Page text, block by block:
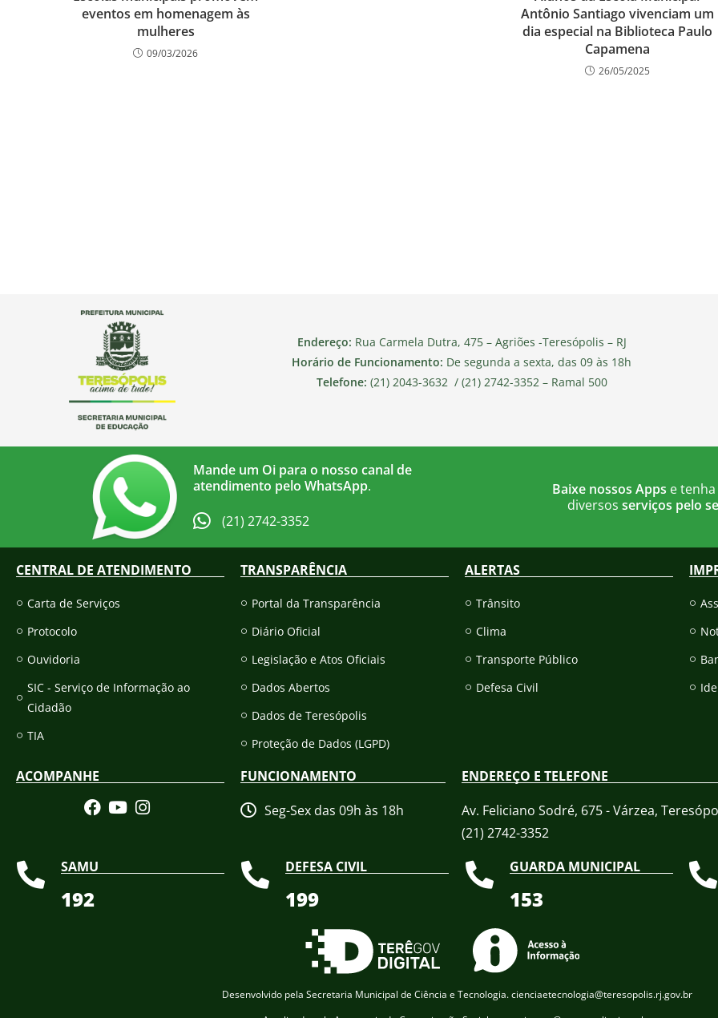
eventos em homenagem às
mulheres
09/03/2026
Antônio Santiago vivenciam um
dia especial na Biblioteca Paulo
Capamena
26/05/2025
Endereço: Rua Carmela Dutra, 475 – Agriões -Teresópolis – RJ
Horário de Funcionamento: De segunda a sexta, das 09 às 18h
Telefone: (21) 2043-3632 / (21) 2742-3352 – Ramal 500
Mande um Oi para o nosso canal de
atendimento pelo WhatsApp.
(21) 2742-3352​
Baixe nossos Apps e
diversos serviços pelo
CENTRAL DE ATENDIMENTO
Carta de Serviços
Protocolo
Ouvidoria
SIC - Serviço de Informação ao
Cidadão
TIA
TRANSPARÊNCIA
Portal da Transparência
Diário Oficial
Legislação e Atos Oficiais
Dados Abertos
Dados de Teresópolis
Proteção de Dados (LGPD)
ALERTAS
Trânsito
Clima
Transporte Público
Defesa Civil
ACOMPANHE
FUNCIONAMENTO
Seg-Sex das 09h às 18h
ENDEREÇO E TELEFONE
Av. Feliciano Sodré, 675 - Várzea,
(21) 2742-3352​
SAMU
192
DEFESA CIVIL
199
GUARDA MUNICIPAL
153
Desenvolvido pela Secretaria Municipal de Ciência e Tecnologia. cienciaetecnologia@teresopolis.rj.gov.br